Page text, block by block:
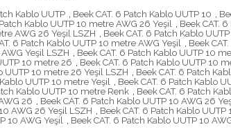
Kablo UUTP Beek CAT. 6 Patch Kablo UUTP 10
Kablo UUTP 10 metre AWG 26 Yeşil Beek CAT.
AWG 26 Yeşil LSZH Beek CAT. 6 Patch Kablo
6 Patch Kablo UUTP 10 metre AWG Yeşil Beek
Yeşil LSZH Beek CAT. 6 Patch Kablo UUTP 10
10 metre 26 Beek CAT. 6 Patch Kablo UUTP 10
UUTP 10 metre 26 Yeşil LSZH Beek CAT. 6 Patch
UUTP 10 metre Yeşil Beek CAT. 6 Patch Kablo
Kablo UUTP 10 metre Renk Beek CAT. 6 Patch
26 Beek CAT. 6 Patch Kablo UUTP 10 AWG 26
AWG 26 Yeşil LSZH Beek CAT. 6 Patch Kablo UUTP
10 AWG Yeşil Beek CAT. 6 Patch Kablo UUTP 10